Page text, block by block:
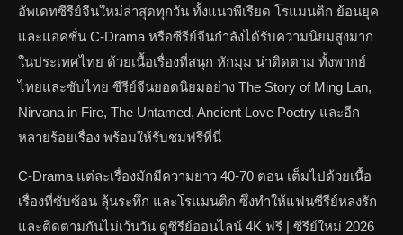
อัพเดทซีรีย์จีนใหม่ล่าสุดทุกวัน ทั้งแนวพีเรียด โรแมนติก ย้อนยุค
และแอคชั่น C-Drama หรือซีรีย์จีนกำลังได้รับความนิยมสูงมาก
ในประเทศไทย ด้วยเนื้อเรื่องที่สนุก หักมุม น่าติดตาม ทั้งพากย์
ไทยและซับไทย ซีรีย์จีนยอดนิยมอย่าง The Story of Ming Lan,
Nirvana in Fire, The Untamed, Ancient Love Poetry และอีก
หลายร้อยเรื่อง พร้อมให้รับชมฟรีที่นี่
C-Drama แต่ละเรื่องมักมีความยาว 40-70 ตอน เต็มไปด้วยเนื้อ
เรื่องที่ซับซ้อน ลุ้นระทึก และโรแมนติก ซึ่งทำให้แฟนซีรีย์หลงรัก
และติดตามกันไม่เว้นวัน ดูซีรีย์ออนไลน์ 4K ฟรี | ซีรีย์ใหม่ 2026